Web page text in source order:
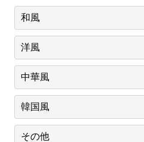
和風
洋風
中華風
韓国風
その他